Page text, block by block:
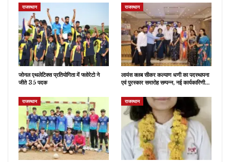
राजस्थान
जोनल एथलेटिक्स प्रतियोगिता में फ्लोरेटो ने
जीते 35 पदक
राजस्थान
लायंस क्लब सीकर कल्याण धणी का पदस्थापना
एवं पुरस्कार समारोह सम्पन्न, नई कार्यकारिणी…
राजस्थान राजस्थान